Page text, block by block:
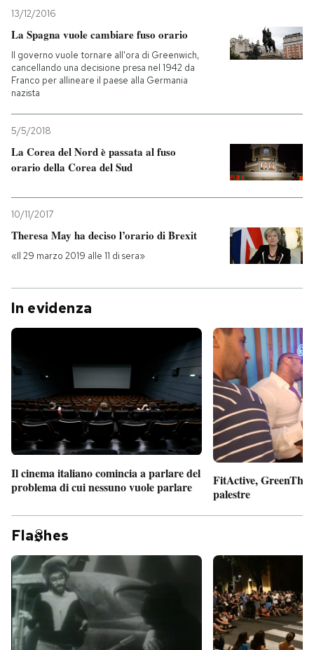
13/12/2016
La Spagna vuole cambiare fuso orario
Il governo vuole tornare all'ora di Greenwich,
cancellando una decisione presa nel 1942 da
Franco per allineare il paese alla Germania
nazista
5/5/2018
La Corea del Nord è passata al fuso
orario della Corea del Sud
10/11/2017
Theresa May ha deciso l’orario di Brexit
«Il 29 marzo 2019 alle 11 di sera»
In evidenza
Il cinema italiano comincia a parlare del
problema di cui nessuno vuole parlare
FitActive,
palestre
Fla hes